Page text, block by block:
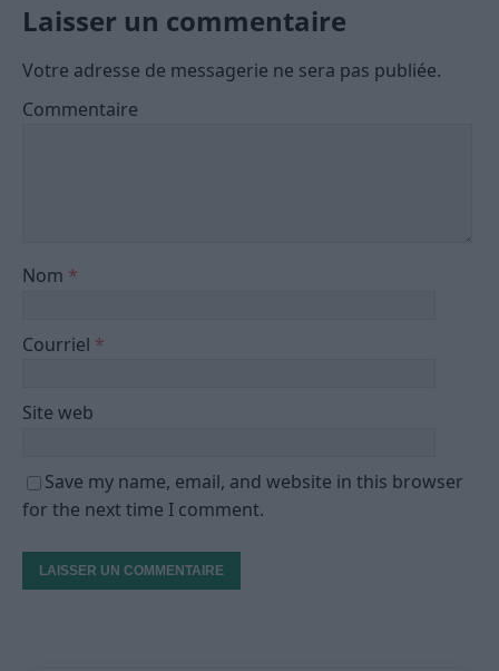
Laisser un commentaire
Votre adresse de messagerie ne sera pas publiée.
Commentaire
Nom *
Courriel *
Site web
Save my name, email, and website in this browser
for the next time I comment.